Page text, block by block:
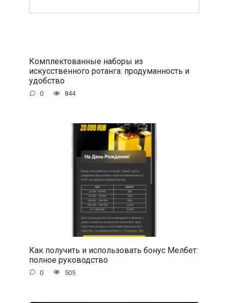
Комплектованные наборы из
искусственного ротанга: продуманность и
удобство
0 844
Как получить и использовать бонус Мелбет:
полное руководство
0 505